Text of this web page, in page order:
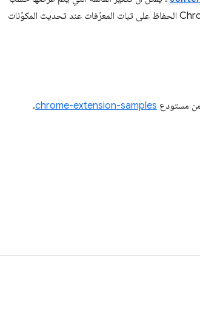
مجموعة المكوّنات الإضافية المثبَّتة على جهاز المستخدم، ولكن يحاول Chrome الحفاظ على ثبات المعرّفات عند تحديث المكوّنات
من مستودع chrome-extension-samples
.